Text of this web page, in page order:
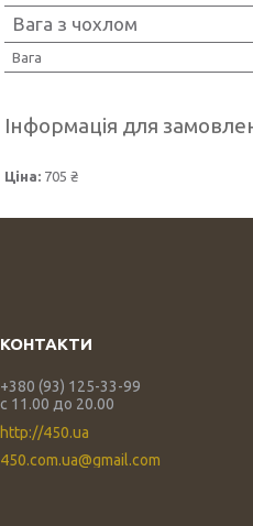
Вага з чохлом
Вага
Інформація для
Ціна: 705 ₴
+380 (93) 125-33-99
с 11.00 до 20.00
http://450.ua
450.com.ua@gmail.com